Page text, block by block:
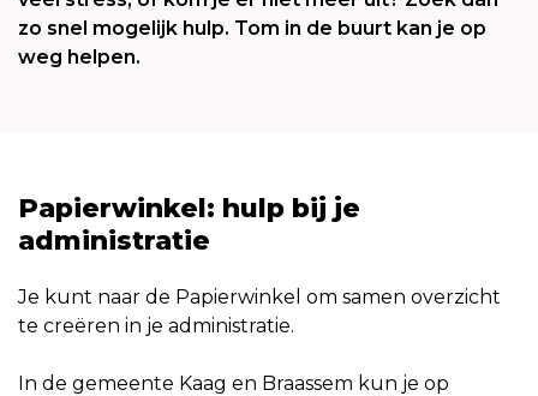
zo snel mogelijk hulp. Tom in de buurt kan je op
weg helpen.
Papierwinkel: hulp bij je
administratie
Je kunt naar de Papierwinkel om samen overzicht
te creëren in je administratie.
In de gemeente Kaag en Braassem kun je op